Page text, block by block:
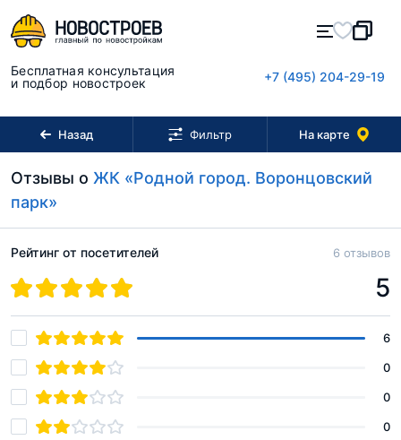
Бесплатная консультация
и подбор новостроек
+7 (495) 204-29-19
Назад Фильтр На карте
Отзывы о ЖК «Родной город. Воронцовский
парк»
Рейтинг от посетителей 6 отзывов
5
6
0
0
0